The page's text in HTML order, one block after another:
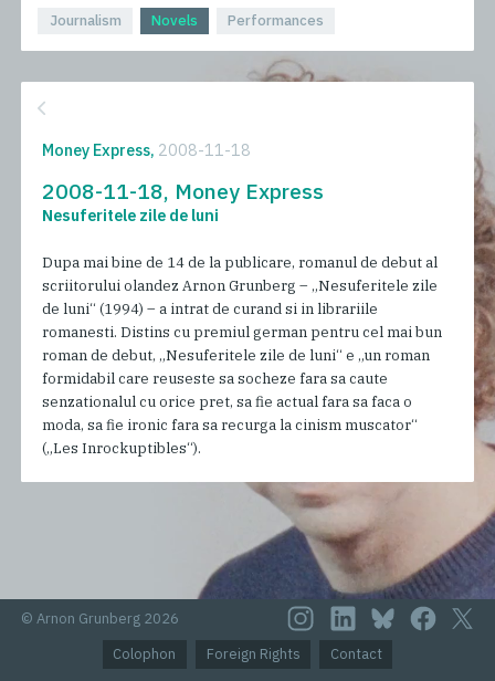
Journalism Novels Performances
Money Express, 2008-11-18
2008-11-18, Money Express
Nesuferitele zile de luni
Dupa mai bine de 14 de la publicare, romanul de debut al
scriitorului olandez Arnon Grunberg – „Nesuferitele zile
de luni“ (1994) – a intrat de curand si in librariile
romanesti. Distins cu premiul german pentru cel mai bun
roman de debut, „Nesuferitele zile de luni“ e „un roman
formidabil care reuseste sa socheze fara sa caute
senzationalul cu orice pret, sa fie actual fara sa faca o
moda, sa fie ironic fara sa recurga la cinism muscator“
(„Les Inrockuptibles“).
© Arnon Grunberg 2026
Colophon
Foreign Rights Contact